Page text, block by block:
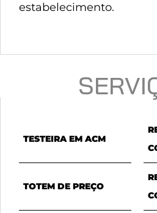
estabelecimento.
TESTEIRA EM ACM
TOTEM DE PREÇO